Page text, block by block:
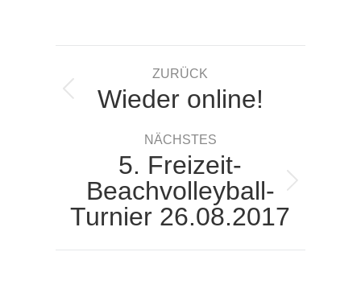
ZURÜCK
Vorheriger
Wieder online!
NÄCHSTES
Nächster
Beitrag:
5. Freizeit-
Beachvolleyball-
Turnier 26.08.2017